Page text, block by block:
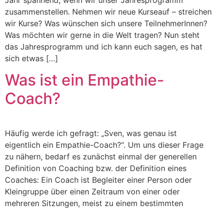
zusammenstellen. Nehmen wir neue Kurseauf – streichen
wir Kurse? Was wünschen sich unsere TeilnehmerInnen?
Was möchten wir gerne in die Welt tragen? Nun steht
das Jahresprogramm und ich kann euch sagen, es hat
sich etwas […]
Was ist ein Empathie-
Coach?
Häufig werde ich gefragt: „Sven, was genau ist
eigentlich ein Empathie-Coach?“. Um uns dieser Frage
zu nähern, bedarf es zunächst einmal der generellen
Definition von Coaching bzw. der Definition eines
Coaches: Ein Coach ist Begleiter einer Person oder
Kleingruppe über einen Zeitraum von einer oder
mehreren Sitzungen, meist zu einem bestimmten